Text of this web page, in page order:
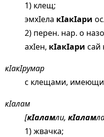
1) клещ;
эмхIела кIакIари
2) перен. нар. о
ахIен, кIакIари сай
кIакIрумар
с клещами,
кIалам
[кIаламли, кIалам
1) жвачка;